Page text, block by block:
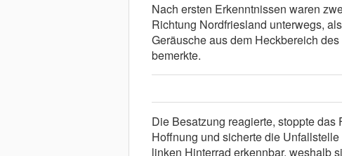
Nach ersten Erkenntnissen waren
Richtung Nordfriesland unterwegs,
Geräusche aus dem Heckbereich
bemerkte.
Die Besatzung reagierte, stoppte
Hoffnung und sicherte die
linken Hinterrad erkennbar, weshalb